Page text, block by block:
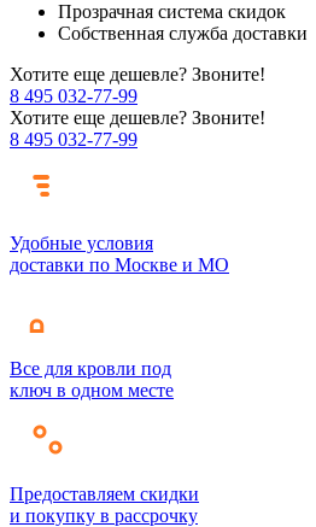
Прозрачная система скидок
Собственная служба доставки
Хотите еще дешевле? Звоните!
8 495 032-77-99
Хотите еще дешевле? Звоните!
8 495 032-77-99
Удобные условия
доставки по Москве и МО
Все для кровли под
ключ в одном месте
Предоставляем скидки
и покупку в рассрочку